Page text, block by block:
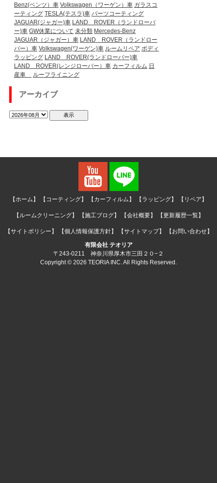
Benz(ベンツ）車 Volkswagen（ワーゲン）車 ガラスコ
ーティング TESLA(テスラ)車 パーツコーティング
JAGUAR(ジャガー)車 LAND ROVER（ランドローバ
ー)車 GW休業について 未分類 Mercedes-Benz
JAGUAR（ジャガー）車 LAND ROVER（ランドロー
バー）車 Volkswagen(ワーゲン)車 ルームリペア ボディ
ラッピング LAND ROVER(ランドローバー)車
LAND ROVER(レンジローバー）車 カーフィルム 日
産車
ルーフライニング
アーカイブ
【ホーム】 【コーティング】 【カーフィルム】 【ラッピング】 【リペア】
【ルームクリーニング】 【施工ブログ】 【会社概要】 【更新履歴一覧】
【サイトポリシー】 【個人情報保護方針】 【サイトマップ】
【お問い合わせ】
有限会社 テオリア
〒243-0211 神奈川県厚木市三田２０−２
Copyright © 2026 TEORIA INC. All Rights Reserved.